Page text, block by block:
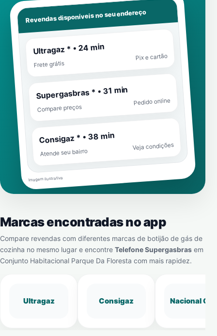
Revendas disponíveis no seu endereço
Ultragaz * • 24 min
Frete grátis
Pix e cartão
Supergasbras * • 31 min
Compare preços
Pedido online
Consigaz * • 38 min
Atende seu bairro
Veja condições
Imagem ilustrativa
Marcas encontradas no app
Compare revendas com diferentes marcas de botijão de gás de
cozinha no mesmo lugar e encontre Telefone Supergasbras em
Conjunto Habitacional Parque Da Floresta com mais rapidez.
Ultragaz Consigaz Nacional Gás